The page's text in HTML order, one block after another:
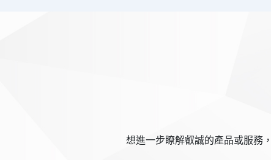
想進一步瞭解叡誠的產品或服務